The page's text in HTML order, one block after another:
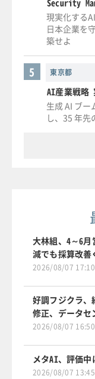
Security
現実化する
日本企業を
築せよ
東京都
5
AI産業戦略
生成 AI ブ
し、35 年先
大林組、4～6
減でも採算改善
2026/08/07 17:10
好調フジクラ
修正、データセ
2026/08/07 16:50
メタAI、評価中
2026/08/07 13:45